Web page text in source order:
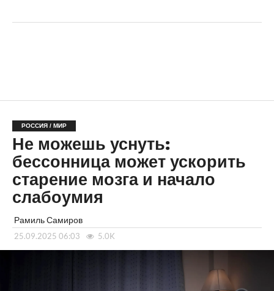
РОССИЯ / МИР
Не можешь уснуть:
бессонница может ускорить
старение мозга и начало
слабоумия
Рамиль Самиров
25.09.2025 06:03 5.0K